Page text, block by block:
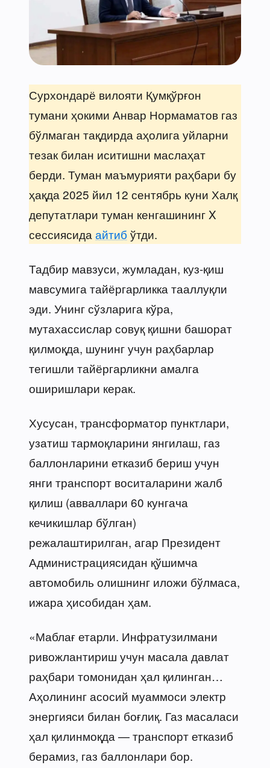
Сурхондарё вилояти Қумқўрғон
тумани ҳокими Анвар Нормаматов газ
бўлмаган тақдирда аҳолига уйларни
тезак билан иситишни маслаҳат
берди. Туман маъмурияти раҳбари бу
ҳақда 2025 йил 12 сентябрь куни Халқ
депутатлари туман кенгашининг X
сессиясида айтиб ўтди.
Тадбир мавзуси, жумладан, куз-қиш
мавсумига тайёргарликка тааллуқли
эди. Унинг сўзларига кўра,
мутахассислар совуқ қишни башорат
қилмоқда, шунинг учун раҳбарлар
тегишли тайёргарликни амалга
оширишлари керак.
Хусусан, трансформатор пунктлари,
узатиш тармоқларини янгилаш, газ
баллонларини етказиб бериш учун
янги транспорт воситаларини жалб
қилиш (авваллари 60 кунгача
кечикишлар бўлган)
режалаштирилган, агар Президент
Администрациясидан қўшимча
автомобиль олишнинг иложи бўлмаса,
ижара ҳисобидан ҳам.
«Маблағ етарли. Инфратузилмани
ривожлантириш учун масала давлат
раҳбари томонидан ҳал қилинган…
Аҳолининг асосий муаммоси электр
энергияси билан боғлиқ. Газ масаласи
ҳал қилинмоқда — транспорт етказиб
берамиз, газ баллонлари бор.